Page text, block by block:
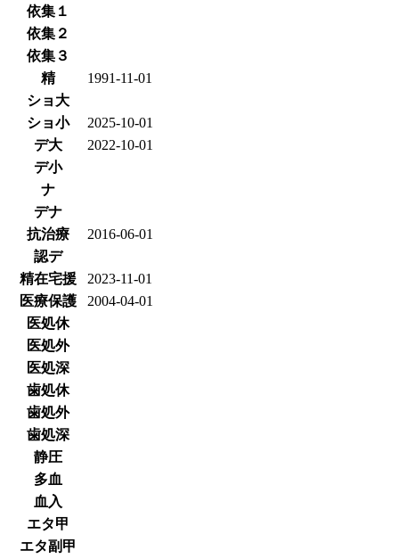
依集１
依集２
依集３
精
1991-11-01
ショ大
ショ小
2025-10-01
デ大
2022-10-01
デ小
ナ
デナ
抗治療
2016-06-01
認デ
精在宅援
2023-11-01
医療保護
2004-04-01
医処休
医処外
医処深
歯処休
歯処外
歯処深
静圧
多血
血入
エタ甲
エタ副甲